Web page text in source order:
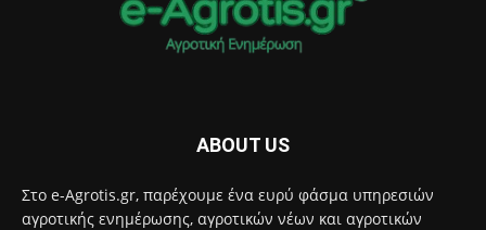
ABOUT US
Στο e-Agrotis.gr, παρέχουμε ένα ευρύ φάσμα υπηρεσιών
αγροτικής ενημέρωσης, αγροτικών νέων και αγροτικών